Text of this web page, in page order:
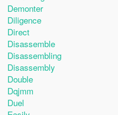
Demonter
Diligence
Direct
Disassemble
Disassembling
Disassembly
Double
Dqjmm
Duel